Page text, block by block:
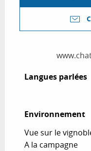
Langues parlées
Langues parlées
Environnement
Environnement
Vue sur le
A la campagne